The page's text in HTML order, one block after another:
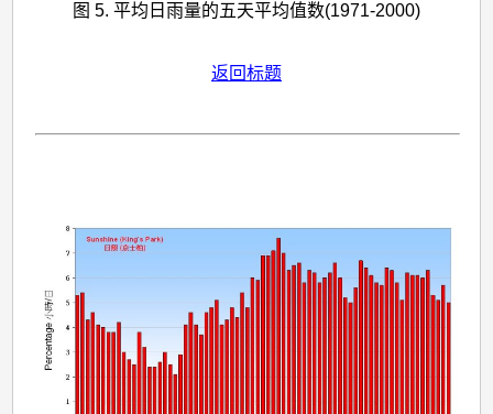
图 5. 平均日雨量的五天平均值数(1971-2000)
返回标题